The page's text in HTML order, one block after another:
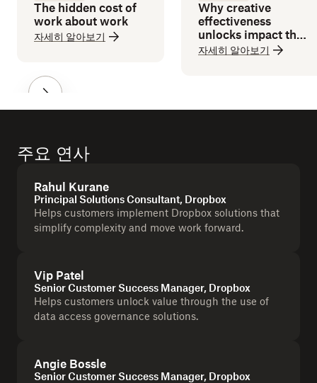
The hidden cost of
work about work
자세히 알아보기
Why creative
effectiveness
unlocks impact that
efficiency can’t
자세히 알아보기
주요 연사
Rahul Kurane
Principal Solutions Consultant, Dropbox
Helps customers implement Dropbox solutions that
simplify complexity and move work forward.
Vip Patel
Senior Customer Success Manager, Dropbox
Helps customers unlock value through the use of
data access governance solutions.
Angie Bossle
Senior Customer Success Manager, Dropbox